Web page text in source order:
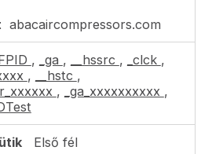
abacaircompressors.com
, _ga , __hssrc , _clck ,
, __hstc ,
, _ga_xxxxxxxxxx ,
Első fél